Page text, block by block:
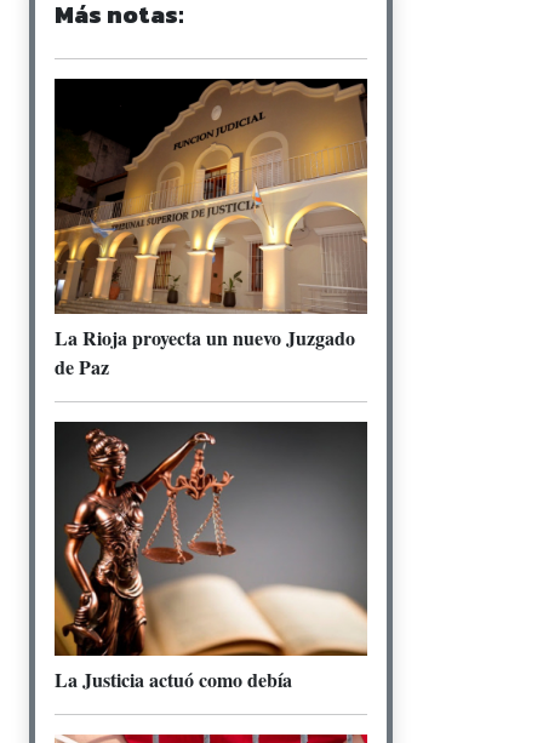
Más notas:
La Rioja proyecta un nuevo Juzgado
de Paz
La Justicia actuó como debía